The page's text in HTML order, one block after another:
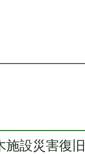
設災害復